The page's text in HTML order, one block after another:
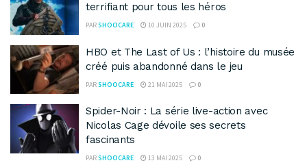
terrifiant pour tous les héros
PARSHOOCARE 10 JUIN 2025 0
HBO et The Last of Us : l’histoire du musée
créé puis abandonné dans le jeu
PARSHOOCARE 21 MAI 2025 0
Spider-Noir : La série live-action avec
Nicolas Cage dévoile ses secrets
fascinants
PARSHOOCARE 13 MAI 2025 0